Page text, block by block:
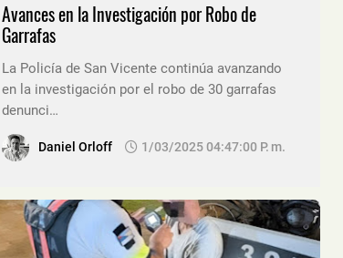
Avances en la Investigación por Robo de
Garrafas
La Policía de San Vicente continúa avanzando
en la investigación por el robo de 30 garrafas
denunci…
Daniel Orloff 1/03/2025 04:47:00 P. M.